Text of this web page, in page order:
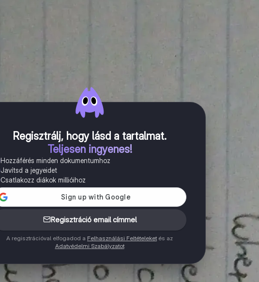
Regisztrálj, hogy lásd a tartalmat.
Teljesen ingyenes!
Hozzáférés minden dokumentumhoz
Javítsd a jegyeidet
Csatlakozz diákok millióihoz
Regisztráció email címmel
A regisztrációval elfogadod a Felhasználási Feltételeket és az
Adatvédelmi Szabályzatot